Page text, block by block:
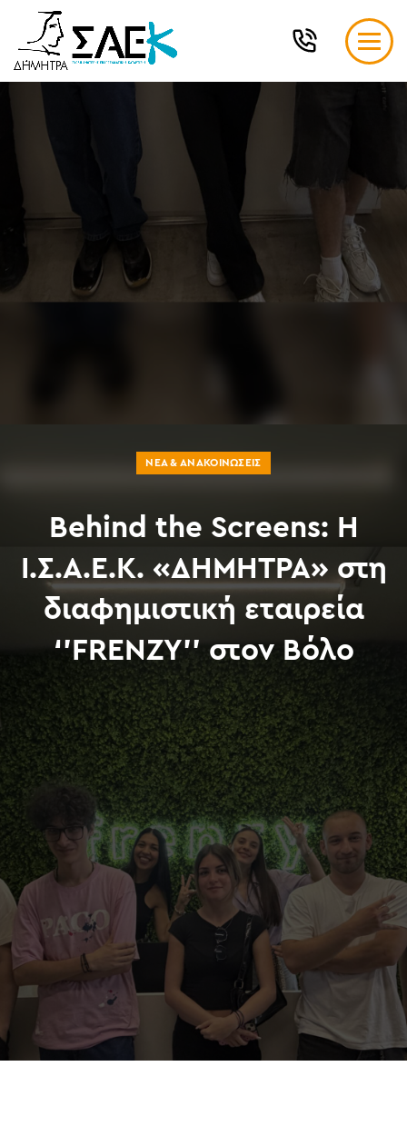
ΝΈΑ & ΑΝΑΚΟΙΝΏΣΕΙΣ
Behind the Screens: Η
Ι.Σ.Α.Ε.Κ. «ΔΗΜΗΤΡΑ» στη
διαφημιστική εταιρεία
‘’FRENZY’’ στον Βόλο